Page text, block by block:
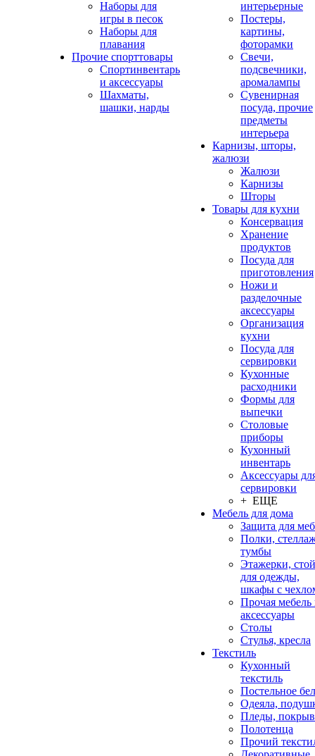
Наборы для
игры в песок
Наборы для
плавания
Прочие спорттовары
Спортинвентарь
и аксессуары
Шахматы,
шашки, нарды
интерьерные
Постеры,
картины,
фоторамки
Свечи,
подсвечники,
аромалампы
Сувенирная
посуда, прочие
предметы
интерьера
Карнизы, шторы,
жалюзи
Жалюзи
Карнизы
Шторы
Товары для кухни
Консервация
Хранение
продуктов
Посуда для
приготовления
Ножи и
разделочные
аксессуары
Организация
кухни
Посуда для
сервировки
Кухонные
расходники
Формы для
выпечки
Столовые
приборы
Кухонный
инвентарь
Аксессуары
сервировки
+ ЕЩЕ
Мебель для дома
Защита для
Полки,
тумбы
Этажерки,
для одежды,
шкафы с
Прочая мебель
аксессуары
Столы
Стулья, кресла
Текстиль
Кухонный
текстиль
Постельное
Одеяла,
Пледы,
Полотенца
Прочий